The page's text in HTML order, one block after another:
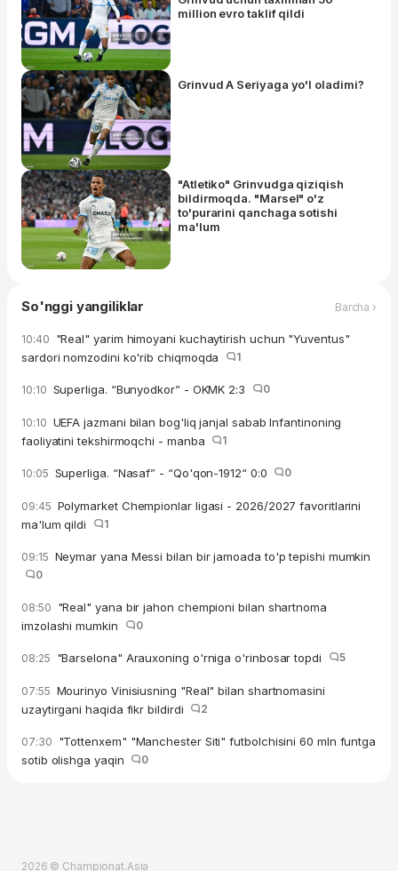
million evro taklif qildi
Grinvud A Seriyaga yo'l oladimi?
"Atletiko" Grinvudga qiziqish
bildirmoqda. "Marsel" o'z
to'purarini qanchaga sotishi
ma'lum
So'nggi yangiliklar Barcha ›
10:40 "Real" yarim himoyani kuchaytirish uchun "Yuventus"
sardori nomzodini ko'rib chiqmoqda
1
10:10 Superliga. “Bunyodkor” - OKMK 2:3 0
10:10 UEFA jazmani bilan bog'liq janjal sabab Infantinoning
faoliyatini tekshirmoqchi - manba
1
10:05 Superliga. “Nasaf” - “Qo'qon-1912“ 0:0 0
09:45 Polymarket Chempionlar ligasi - 2026/2027 favoritlarini
ma'lum qildi
1
09:15 Neymar yana Messi bilan bir jamoada to'p tepishi mumkin
0
08:50 "Real" yana bir jahon chempioni bilan shartnoma
imzolashi mumkin
0
08:25 "Barselona" Arauxoning o'rniga o'rinbosar topdi 5
07:55 Mourinyo Vinisiusning "Real" bilan shartnomasini
uzaytirgani haqida fikr bildirdi
2
07:30 "Tottenxem" "Manchester Siti" futbolchisini 60 mln funtga
sotib olishga yaqin
0
2026 © Championat.Asia